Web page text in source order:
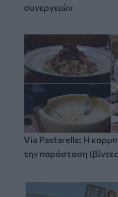
συνεργειών
Via Pastarella: Η
την παράσταση